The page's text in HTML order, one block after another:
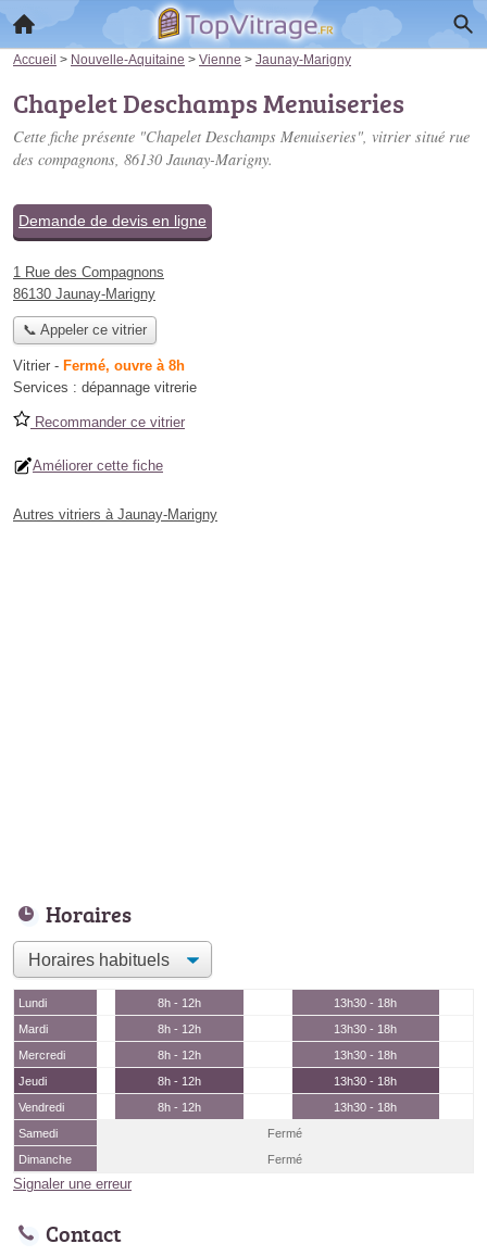
Accueil > Nouvelle-Aquitaine > Vienne > Jaunay-Marigny
Chapelet Deschamps Menuiseries
Cette fiche présente "Chapelet Deschamps Menuiseries", vitrier situé rue
des compagnons, 86130 Jaunay-Marigny.
Demande de devis en ligne
1 Rue des Compagnons
86130 Jaunay-Marigny
📞 Appeler ce vitrier
Vitrier - Fermé, ouvre à 8h
Services : dépannage vitrerie
Recommander ce vitrier
Améliorer cette fiche
Autres vitriers à Jaunay-Marigny
Horaires
Lundi 8h - 12h
13h30 - 18h
Mardi
8h - 12h
13h30 - 18h
Mercredi
8h - 12h
13h30 - 18h
Jeudi
8h - 12h
13h30 - 18h
Vendredi
8h - 12h
13h30 - 18h
Samedi
Fermé
Dimanche
Fermé
Signaler une erreur
Contact